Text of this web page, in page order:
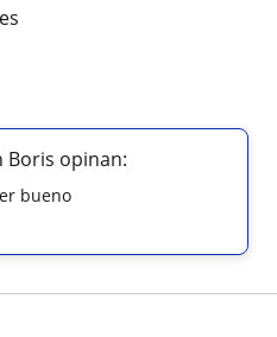
Boris opinan:
bueno